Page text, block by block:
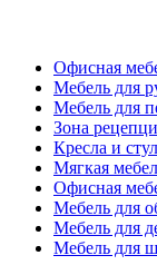
Офисная
Мебель для
Мебель для
Зона
Кресла и
Мягкая
Офисная
Мебель для
Мебель для
Мебель для